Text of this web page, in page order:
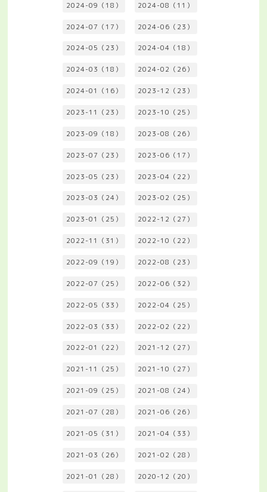
2024-09（18） 2024-08（11）
2024-07（17） 2024-06（23）
2024-05（23） 2024-04（18）
2024-03（18） 2024-02（26）
2024-01（16） 2023-12（23）
2023-11（23） 2023-10（25）
2023-09（18） 2023-08（26）
2023-07（23） 2023-06（17）
2023-05（23） 2023-04（22）
2023-03（24） 2023-02（25）
2023-01（25） 2022-12（27）
2022-11（31） 2022-10（22）
2022-09（19） 2022-08（23）
2022-07（25） 2022-06（32）
2022-05（33） 2022-04（25）
2022-03（33） 2022-02（22）
2022-01（22） 2021-12（27）
2021-11（25） 2021-10（27）
2021-09（25） 2021-08（24）
2021-07（28） 2021-06（26）
2021-05（31） 2021-04（33）
2021-03（26） 2021-02（28）
2021-01（28） 2020-12（20）